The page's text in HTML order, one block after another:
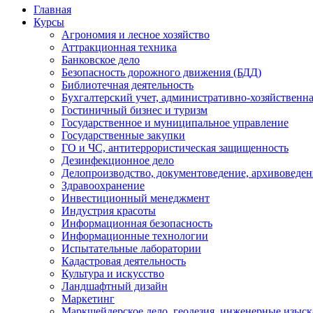
Главная
Курсы
Агрономия и лесное хозяйство
Аттракционная техника
Банковское дело
Безопасность дорожного движения (БДД)
Библиотечная деятельность
Бухгалтерский учет, административно-
Гостиничный бизнес и туризм
Государственное и муниципальное управление
Государственные закупки
ГО и ЧС, антитеррористическая защищенность
Дезинфекционное дело
Делопроизводство, документоведение,
Здравоохранение
Инвестиционный менеджмент
Индустрия красоты
Информационная безопасность
Информационные технологии
Испытательные лаборатории
Кадастровая деятельность
Культура и искусство
Ландшафтный дизайн
Маркетинг